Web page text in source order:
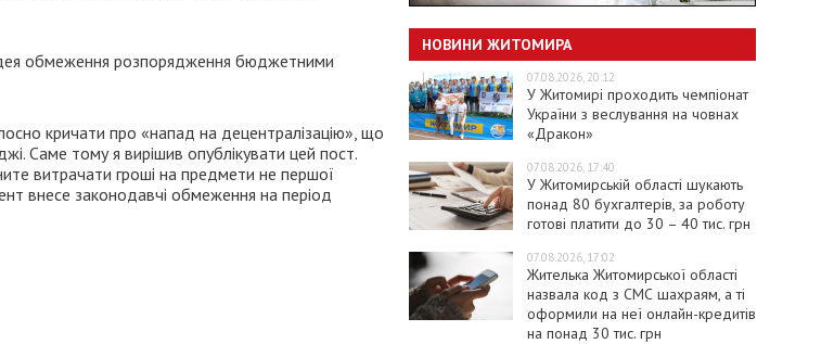
обмеження розпорядження бюджетними
кричати про «напад на децентралізацію», що
Саме тому я вирішив опублікувати цей пост.
витрачати гроші на предмети не першої
внесе законодавчі обмеження на період
НОВИНИ ЖИТОМИРА
07.08.2026, 20:12
У Житомирі проходить чемпіонат
України з веслування на човнах
«Дракон»
07.08.2026, 17:40
У Житомирській області шукають
понад 80 бухгалтерів, за роботу
готові платити до 30 – 40 тис. грн
07.08.2026, 17:02
Жителька Житомирської області
назвала код з СМС шахраям, а ті
оформили на неї онлайн-кредитів
на понад 30 тис. грн